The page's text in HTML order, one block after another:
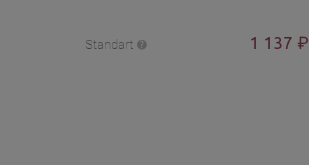
Standart 1 137 ₽